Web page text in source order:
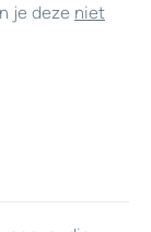
je deze niet